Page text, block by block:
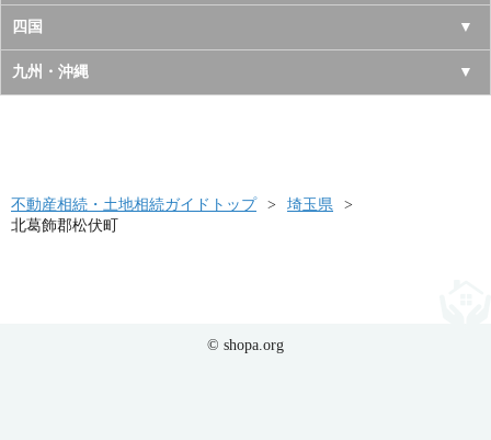
山形県
福島県
茨城県
栃木県
富山県
石川県
三重県
静岡県
京都府
兵庫県
和歌山県
鳥取県
島根県
山口県
四国
徳島県
高知県
九州・沖縄
長崎県
不動産相続・土地相続ガイドトップ
埼玉県
北葛飾郡松伏町
© shopa.org